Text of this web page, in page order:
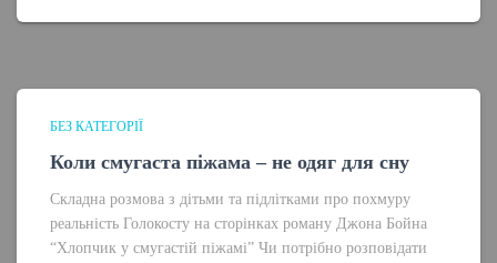
БЕЗ КАТЕГОРІЇ
Коли смугаста піжама – не одяг для сну
Складна розмова з дітьми та підлітками про похмуру
реальність Голокосту на сторінках роману Джона Бойна
“Хлопчик у смугастій піжамі” Чи потрібно розповідати